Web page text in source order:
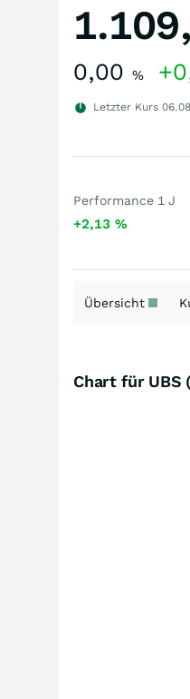
0,00 %
Letzter Kurs
Performance 1 J
+2,13 %
Übersicht
Chart für UBS